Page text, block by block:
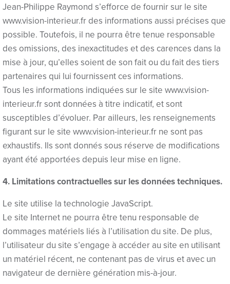
panel
panel
panel
panel
panel
panel
panel
panel
panel
panel
panel
Jean-Philippe Raymond s’efforce de fournir sur le site
www.vision-interieur.fr des informations aussi précises que
possible. Toutefois, il ne pourra être tenue responsable
des omissions, des inexactitudes et des carences dans la
mise à jour, qu’elles soient de son fait ou du fait des tiers
partenaires qui lui fournissent ces informations.
Tous les informations indiquées sur le site www.vision-
interieur.fr sont données à titre indicatif, et sont
susceptibles d’évoluer. Par ailleurs, les renseignements
figurant sur le site www.vision-interieur.fr ne sont pas
exhaustifs. Ils sont donnés sous réserve de modifications
ayant été apportées depuis leur mise en ligne.
4. Limitations contractuelles sur les données techniques.
Le site utilise la technologie JavaScript.
Le site Internet ne pourra être tenu responsable de
dommages matériels liés à l’utilisation du site. De plus,
l’utilisateur du site s’engage à accéder au site en utilisant
un matériel récent, ne contenant pas de virus et avec un
navigateur de dernière génération mis-à-jour.